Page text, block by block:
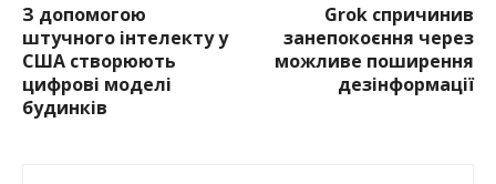
З допомогою
штучного інтелекту у
США створюють
цифрові моделі
будинків
Grok спричинив
занепокоєння через
можливе поширення
дезінформації